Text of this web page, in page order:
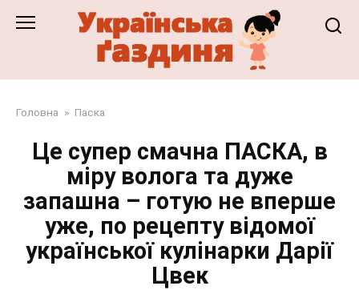
Головна » Паска
Це супер смачна ПАСКА, в
міру волога та дуже
запашна – готую не вперше
уже, по рецепту відомої
української кулінарки Дарії
Цвек